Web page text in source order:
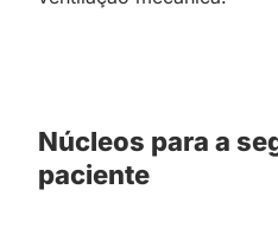
Núcleos para a
paciente